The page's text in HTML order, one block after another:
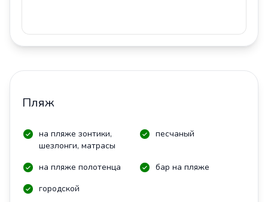
Пляж
на пляже зонтики,
шезлонги, матрасы
песчаный
на пляже полотенца
бар на пляже
городской